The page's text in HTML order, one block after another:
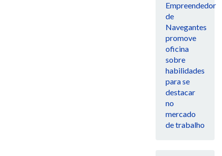
Empreendedor
de
Navegantes
promove
oficina
sobre
habilidades
para se
destacar
no
mercado
de trabalho